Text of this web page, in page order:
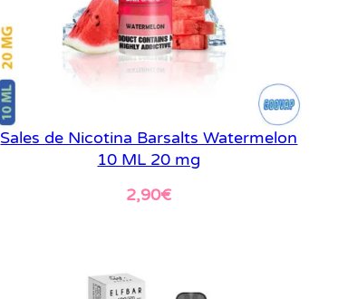
Sales de Nicotina Barsalts Watermelon
10 ML 20 mg
2,90€